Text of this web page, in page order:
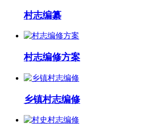
村志编纂
村志编修方案
乡镇村志编修